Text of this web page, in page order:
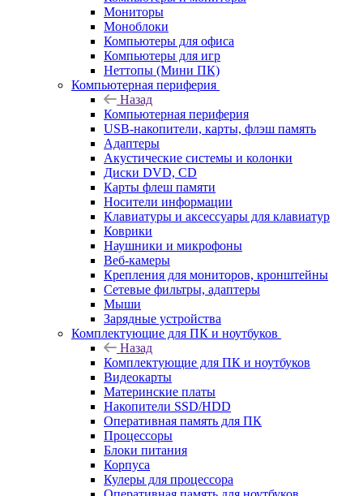
Мониторы
Моноблоки
Компьютеры для офиса
Компьютеры для игр
Неттопы (Мини ПК)
Компьютерная периферия
Назад
Компьютерная периферия
USB-накопители, карты, флэш память
Адаптеры
Акустические системы и колонки
Диски DVD, CD
Карты флеш памяти
Носители информации
Клавиатуры и аксессуары для клавиатур
Коврики
Наушники и микрофоны
Веб-камеры
Крепления для мониторов, кронштейны
Сетевые фильтры, адаптеры
Мыши
Зарядные устройства
Комплектующие для ПК и ноутбуков
Назад
Комплектующие для ПК и ноутбуков
Видеокарты
Материнские платы
Накопители SSD/HDD
Оперативная память для ПК
Процессоры
Блоки питания
Корпуса
Кулеры для процессора